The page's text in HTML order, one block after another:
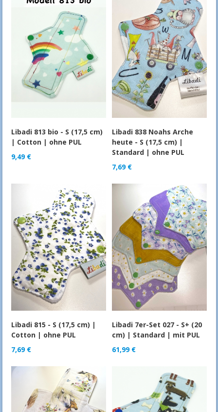
Libadi 813 bio - S (17,5 cm)
| Cotton | ohne PUL
9,49 €
Libadi 838 Noahs Arche
heute - S (17,5 cm) |
Standard | ohne PUL
7,69 €
Libadi 815 - S (17,5 cm) |
Cotton | ohne PUL
7,69 €
Libadi 7er-Set 027 - S+ (20
cm) | Standard | mit PUL
61,99 €